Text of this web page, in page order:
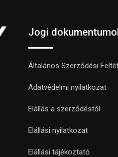
Jogi
Általános Szerződési
Adatvédelmi nyilatkozat
Elállás a szerződéstől
Elállási nyilatkozat
Elállási tájékoztató